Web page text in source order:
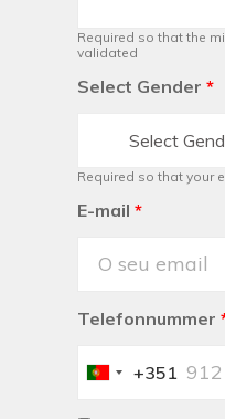
Required so that the
validated
Select Gender *
Select
Required so that your
E-mail *
Telefonnummer
Portugal
+351